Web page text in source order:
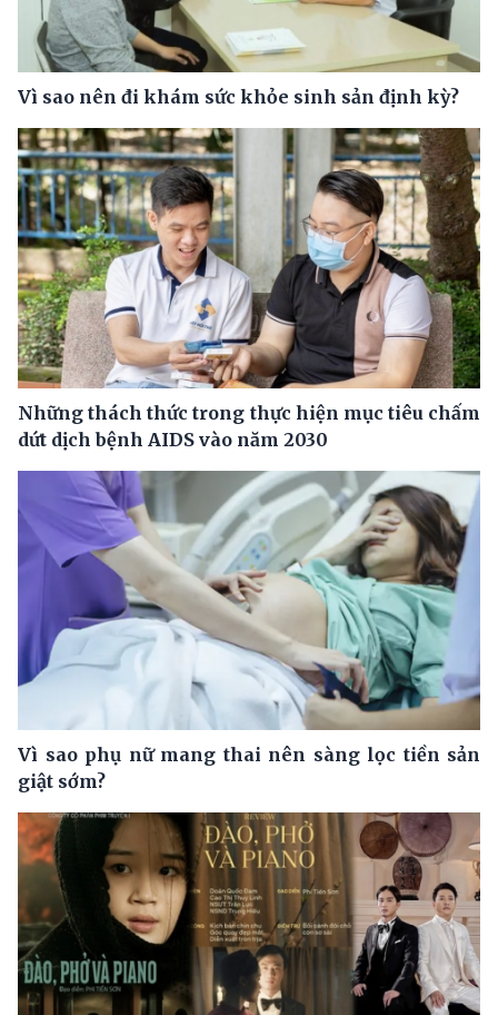
Vì sao nên đi khám sức khỏe sinh sản định kỳ?
Những thách thức trong thực hiện mục tiêu chấm
dứt dịch bệnh AIDS vào năm 2030
Vì sao phụ nữ mang thai nên sàng lọc tiền sản
giật sớm?